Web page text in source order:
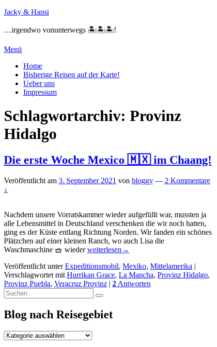
Zum
springen
Jacky & Hansi
…irgendwo vonunterwegs 🏝🏝🏝!
Menü
Primäres
Menü
Home
Bisherige Reisen auf der Karte!
Ueber uns
Impressum
Schlagwortarchiv: Provinz
Hidalgo
Die erste Woche Mexico 🇲🇽 im Chaang!
Veröffentlicht am 3. September 2021 von bloggy — 2 Kommentare
↓
Nachdem unsere Vorratskammer wieder aufgefüllt war, mussten ja
alle Lebensmittel in Deutschland verschenken die wir noch hatten,
ging es der Küste entlang Richtung Norden. Wir fanden ein schönes
Plätzchen auf einer kleinen Ranch, wo auch Lisa die
Waschmaschine 🧺 wiederDie
Woche
Mexico
🇲🇽
weiterlesen →
Veröffentlicht unter Expeditionsmobil, Mexiko, Mittelamerika |
Verschlagwortet mit Hurrikan Grace, La Mancha, Provinz Hidalgo,
Provinz Puebla, Veracruz Provinz | 2 Antworten
Primärer
Seitenleisten-
Widgetbereich
Suchen
nach:
Suchen
Blog nach Reisegebiet
Blog